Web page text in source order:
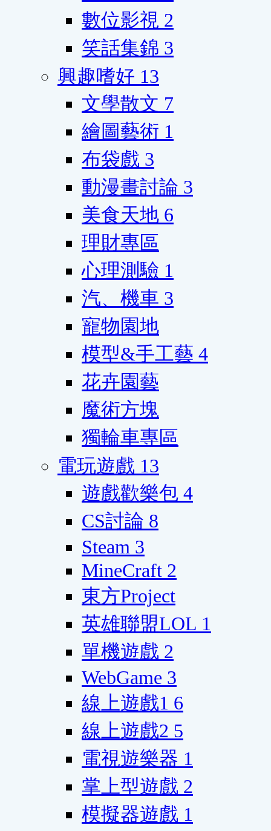
數位影視 2
笑話集錦 3
興趣嗜好 13
文學散文 7
繪圖藝術 1
布袋戲 3
動漫畫討論 3
美食天地 6
理財專區
心理測驗 1
汽、機車 3
寵物園地
模型&手工藝 4
花卉園藝
魔術方塊
獨輪車專區
電玩遊戲 13
遊戲歡樂包 4
CS討論 8
Steam 3
MineCraft 2
東方Project
英雄聯盟LOL 1
單機遊戲 2
WebGame 3
線上遊戲1 6
線上遊戲2 5
電視遊樂器 1
掌上型遊戲 2
模擬器遊戲 1